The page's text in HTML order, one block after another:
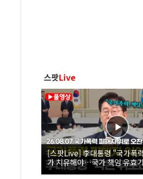
스팟Live
[스팟Live] 李대통령 "국가폭
가 치유해야…국가 책임 유효
26.08.07 국가폭력 피해자 위